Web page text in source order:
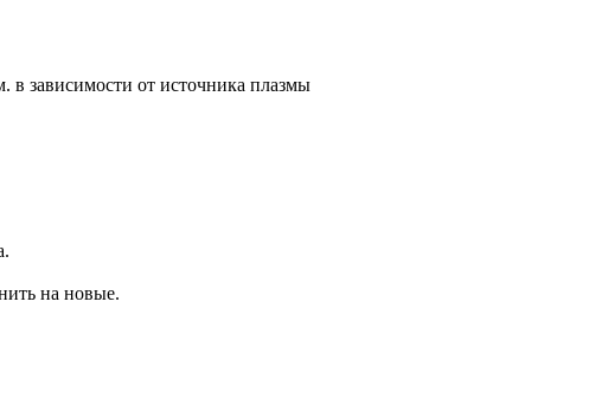
в зависимости от источника плазмы
на новые.